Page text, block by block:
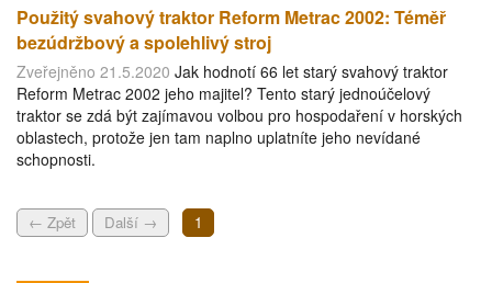
Použitý svahový traktor Reform Metrac 2002: Téměř
bezúdržbový a spolehlivý stroj
Zveřejněno 21.5.2020 Jak hodnotí 66 let starý svahový traktor
Reform Metrac 2002 jeho majitel? Tento starý jednoúčelový
traktor se zdá být zajímavou volbou pro hospodaření v horských
oblastech, protože jen tam naplno uplatníte jeho nevídané
schopnosti.
← Zpět Další → 1